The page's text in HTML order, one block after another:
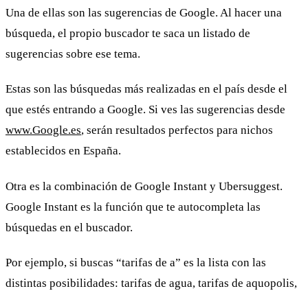
Una de ellas son las sugerencias de Google. Al hacer una
búsqueda, el propio buscador te saca un listado de
sugerencias sobre ese tema.
Estas son las búsquedas más realizadas en el país desde el
que estés entrando a Google. Si ves las sugerencias desde
www.Google.es, serán resultados perfectos para nichos
establecidos en España.
Otra es la combinación de Google Instant y Ubersuggest.
Google Instant es la función que te autocompleta las
búsquedas en el buscador.
Por ejemplo, si buscas “tarifas de a” es la lista con las
distintas posibilidades: tarifas de agua, tarifas de aquopolis,